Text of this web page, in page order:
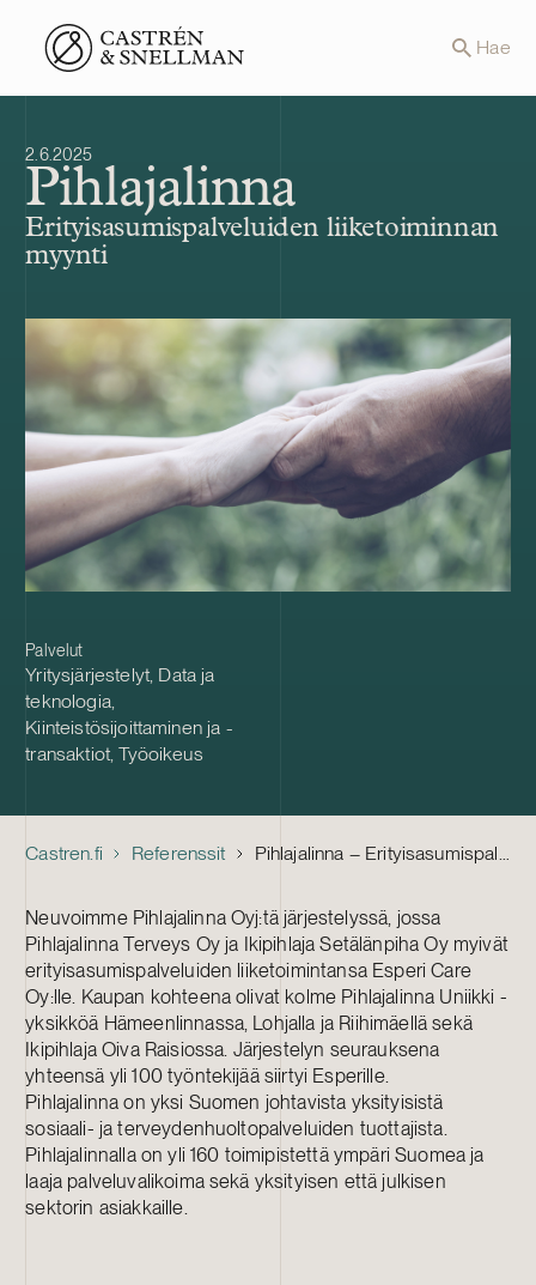
Front page Hae
2.6.2025
Pihlajalinna
Erityisasumispalveluiden liiketoiminnan
myynti
Palvelut
Yritysjärjestelyt, Data ja
teknologia,
Kiinteistösijoittaminen ja -
transaktiot,Työoikeus
Castren.fi Referenssit Pihlajalinna – Erityisasumispalveluiden liiketoiminnan myynti
Neuvoimme Pihlajalinna Oyj:tä järjestelyssä, jossa
Pihlajalinna Terveys Oy ja Ikipihlaja Setälänpiha Oy myivät
erityisasumispalveluiden liiketoimintansa Esperi Care
Oy:lle. Kaupan kohteena olivat kolme Pihlajalinna Uniikki -
yksikköä Hämeenlinnassa, Lohjalla ja Riihimäellä sekä
Ikipihlaja Oiva Raisiossa. Järjestelyn seurauksena
yhteensä yli 100 työntekijää siirtyi Esperille.
Pihlajalinna on yksi Suomen johtavista yksityisistä
sosiaali- ja terveydenhuoltopalveluiden tuottajista.
Pihlajalinnalla on yli 160 toimipistettä ympäri Suomea ja
laaja palveluvalikoima sekä yksityisen että julkisen
sektorin asiakkaille.